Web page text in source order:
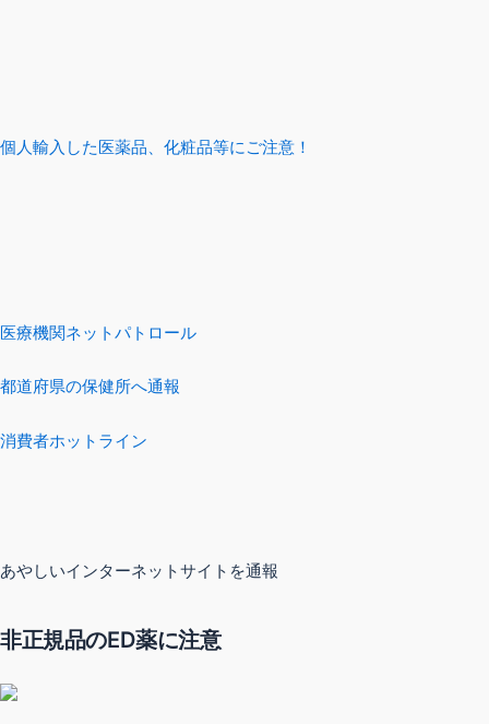
個人輸入した医薬品、化粧品等にご注意！
医療機関ネットパトロール
都道府県の保健所へ通報
消費者ホットライン
あやしいインターネットサイトを通報
非正規品のED薬に注意